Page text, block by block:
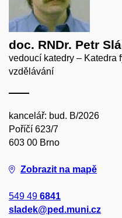
doc. RNDr. Petr
vedoucí katedry – Katedra
vzdělávání
kancelář: bud. B/2026
Poříčí 623/7
603 00 Brno
Zobrazit na mapě
549 49 6841
sladek@ped.muni.cz